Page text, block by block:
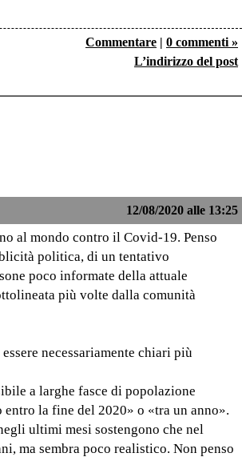
Commentare | 0 commenti »
L’indirizzo del post
12/08/2020 alle 13:25
al mondo contro il Covid-19. Penso
politica, di un tentativo
poco informate della attuale
più volte dalla comunità
necessariamente chiari più
a larghe fasce di popolazione
la fine del 2020» o «tra un anno».
ultimi mesi sostengono che nel
ma sembra poco realistico. Non penso